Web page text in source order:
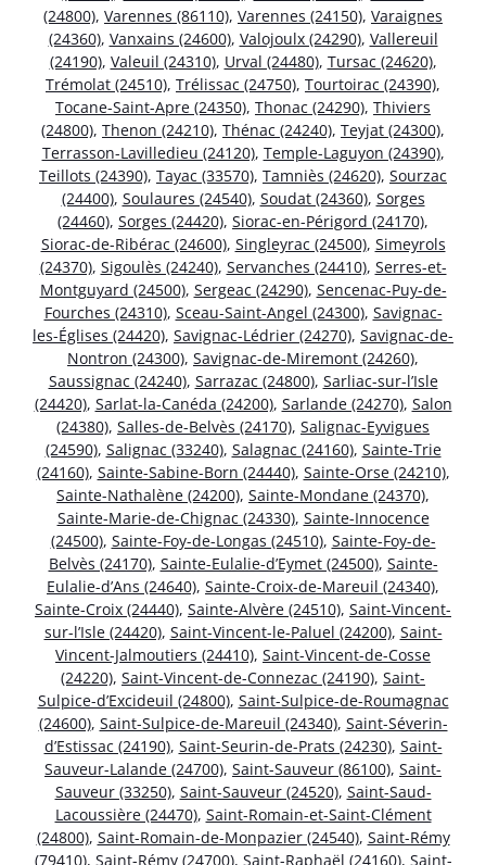
(24800), Varennes (86110), Varennes (24150), Varaignes
(24360), Vanxains (24600), Valojoulx (24290), Vallereuil
(24190), Valeuil (24310), Urval (24480), Tursac (24620),
Trémolat (24510), Trélissac (24750), Tourtoirac (24390),
Tocane-Saint-Apre (24350), Thonac (24290), Thiviers
(24800), Thenon (24210), Thénac (24240), Teyjat (24300),
Terrasson-Lavilledieu (24120), Temple-Laguyon (24390),
Teillots (24390), Tayac (33570), Tamniès (24620), Sourzac
(24400), Soulaures (24540), Soudat (24360), Sorges
(24460), Sorges (24420), Siorac-en-Périgord (24170),
Siorac-de-Ribérac (24600), Singleyrac (24500), Simeyrols
(24370), Sigoulès (24240), Servanches (24410), Serres-et-
Montguyard (24500), Sergeac (24290), Sencenac-Puy-de-
Fourches (24310), Sceau-Saint-Angel (24300), Savignac-
les-Églises (24420), Savignac-Lédrier (24270), Savignac-de-
Nontron (24300), Savignac-de-Miremont (24260),
Saussignac (24240), Sarrazac (24800), Sarliac-sur-l’Isle
(24420), Sarlat-la-Canéda (24200), Sarlande (24270), Salon
(24380), Salles-de-Belvès (24170), Salignac-Eyvigues
(24590), Salignac (33240), Salagnac (24160), Sainte-Trie
(24160), Sainte-Sabine-Born (24440), Sainte-Orse (24210),
Sainte-Nathalène (24200), Sainte-Mondane (24370),
Sainte-Marie-de-Chignac (24330), Sainte-Innocence
(24500), Sainte-Foy-de-Longas (24510), Sainte-Foy-de-
Belvès (24170), Sainte-Eulalie-d’Eymet (24500), Sainte-
Eulalie-d’Ans (24640), Sainte-Croix-de-Mareuil (24340),
Sainte-Croix (24440), Sainte-Alvère (24510), Saint-Vincent-
sur-l’Isle (24420), Saint-Vincent-le-Paluel (24200), Saint-
Vincent-Jalmoutiers (24410), Saint-Vincent-de-Cosse
(24220), Saint-Vincent-de-Connezac (24190), Saint-
Sulpice-d’Excideuil (24800), Saint-Sulpice-de-Roumagnac
(24600), Saint-Sulpice-de-Mareuil (24340), Saint-Séverin-
d’Estissac (24190), Saint-Seurin-de-Prats (24230), Saint-
Sauveur-Lalande (24700), Saint-Sauveur (86100), Saint-
Sauveur (33250), Saint-Sauveur (24520), Saint-Saud-
Lacoussière (24470), Saint-Romain-et-Saint-Clément
(24800), Saint-Romain-de-Monpazier (24540), Saint-Rémy
(79410), Saint-Rémy (24700), Saint-Raphaël (24160), Saint-